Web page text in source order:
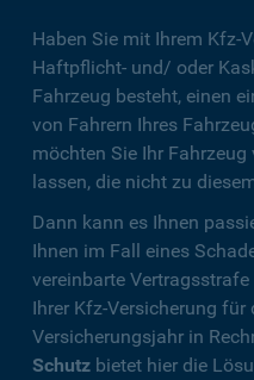
Haben Sie mit Ihrem Kfz-
Haftpflicht- und/ oder
Fahrzeug besteht, einen
von Fahrern Ihres
möchten Sie Ihr
lassen, die nicht zu
Dann kann es Ihnen
Ihnen im Fall eines
vereinbarte
Ihrer Kfz-Versicherung für
Versicherungsjahr in
Schutz bietet hier die